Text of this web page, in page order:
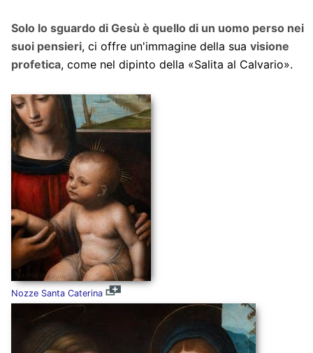
Solo lo sguardo di Gesù è quello di un uomo perso nei
suoi pensieri, ci offre un'immagine della sua visione
profetica, come nel dipinto della «Salita al Calvario».
Nozze Santa Caterina